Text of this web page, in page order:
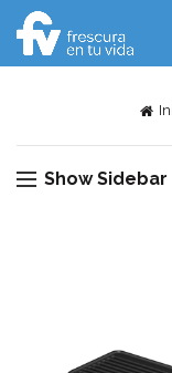
Show Sidebar
Solo